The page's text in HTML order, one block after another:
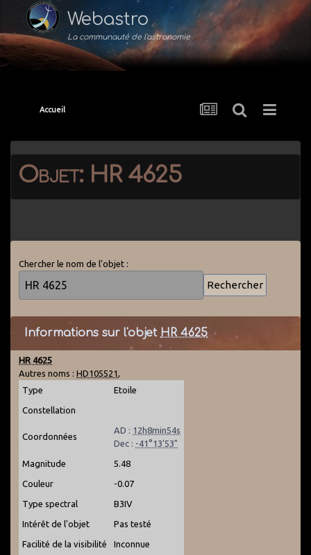
Webastro
La communauté de l'astronomie
Accueil
Objet: HR 4625
Chercher le nom de l'objet :
Informations sur l'objet HR 4625
HR 4625
Autres noms : HD105521,
Type
Etoile
Constellation
Coordonnées
AD : 12h8min54s
Dec : -41°13'53"
Magnitude 5.48
Couleur -0.07
Type spectral B3IV
Intérêt de l'objet Pas testé
Facilité de la visibilité Inconnue